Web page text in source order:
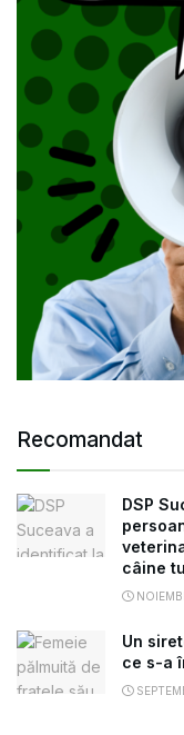
Recomandat
DSP
câine
Un
ce s-a